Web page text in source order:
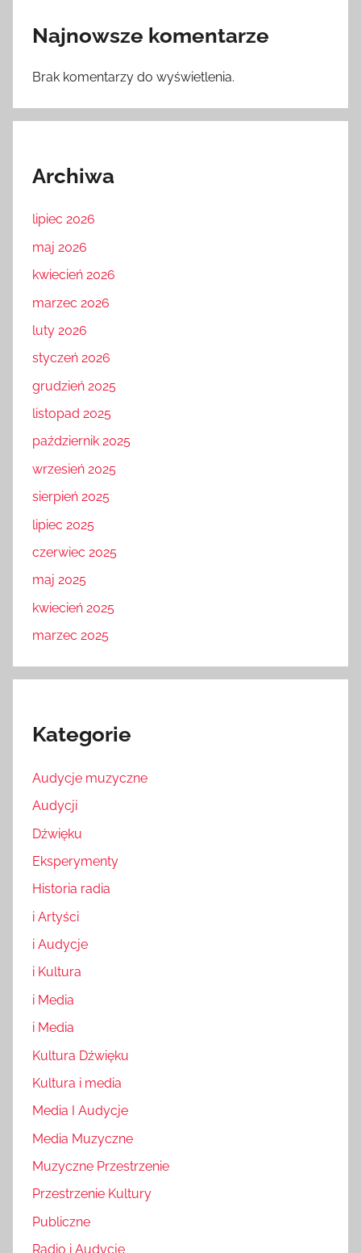
Najnowsze komentarze
Brak komentarzy do wyświetlenia.
Archiwa
lipiec 2026
maj 2026
kwiecień 2026
marzec 2026
luty 2026
styczeń 2026
grudzień 2025
listopad 2025
październik 2025
wrzesień 2025
sierpień 2025
lipiec 2025
czerwiec 2025
maj 2025
kwiecień 2025
marzec 2025
Kategorie
Audycje muzyczne
Audycji
Dźwięku
Eksperymenty
Historia radia
i Artyści
i Audycje
i Kultura
i Media
i Media
Kultura Dźwięku
Kultura i media
Media I Audycje
Media Muzyczne
Muzyczne Przestrzenie
Przestrzenie Kultury
Publiczne
Radio i Audycje